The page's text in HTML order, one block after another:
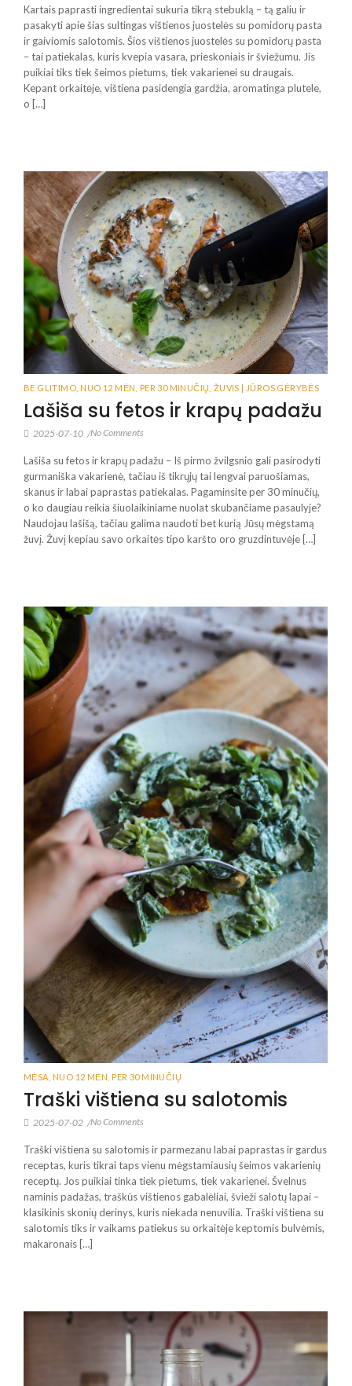
Kartais paprasti ingredientai sukuria tikrą stebuklą – tą galiu ir
pasakyti apie šias sultingas vištienos juostelės su pomidorų pasta
ir gaiviomis salotomis. Šios vištienos juostelės su pomidorų pasta
– tai patiekalas, kuris kvepia vasara, prieskoniais ir šviežumu. Jis
puikiai tiks tiek šeimos pietums, tiek vakarienei su draugais.
Kepant orkaitėje, vištiena pasidengia gardžia, aromatinga plutele,
o […]
BE GLITIMO NUO 12 MĖN PER 30 MINUČIŲ ŽUVIS | JŪROS GĖRYBĖS
Lašiša su fetos ir krapų padažu
2025-07-10 /No Comments
Lašiša su fetos ir krapų padažu – Iš pirmo žvilgsnio gali pasirodyti
gurmaniška vakarienė, tačiau iš tikrųjų tai lengvai paruošiamas,
skanus ir labai paprastas patiekalas. Pagaminsite per 30 minučių,
o ko daugiau reikia šiuolaikiniame nuolat skubančiame pasaulyje?
Naudojau lašišą, tačiau galima naudoti bet kurią Jūsų mėgstamą
žuvį. Žuvį kepiau savo orkaitės tipo karšto oro gruzdintuvėje […]
MĖSA NUO 12 MĖN PER 30 MINUČIŲ
Traški vištiena su salotomis
2025-07-02 /No Comments
Traški vištiena su salotomis ir parmezanu labai paprastas ir gardus
receptas, kuris tikrai taps vienu mėgstamiausių šeimos vakarienių
receptų. Jos puikiai tinka tiek pietums, tiek vakarienei. Švelnus
naminis padažas, traškūs vištienos gabalėliai, švieži salotų lapai –
klasikinis skonių derinys, kuris niekada nenuvilia. Traški vištiena su
salotomis tiks ir vaikams patiekus su orkaitėje keptomis bulvėmis,
makaronais […]